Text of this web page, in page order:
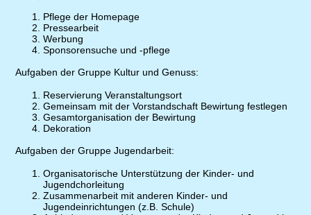
Pflege der Homepage
Pressearbeit
Werbung
Sponsorensuche und -pflege
Aufgaben der Gruppe Kultur und Genuss:
Reservierung Veranstaltungsort
Gemeinsam mit der Vorstandschaft Bewirtung festlegen
Gesamtorganisation der Bewirtung
Dekoration
Aufgaben der Gruppe Jugendarbeit:
Organisatorische Unterstützung der Kinder- und
Jugendchorleitung
Zusammenarbeit mit anderen Kinder- und
Jugendeinrichtungen (z.B. Schule)